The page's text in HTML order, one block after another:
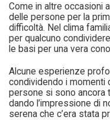
Come in altre occasioni
delle persone per la
difficoltà. Nel clima
per qualcuno
le basi per una vera
Alcune esperienze
condividendo i momenti
persone si sono ancora
dando l’impressione di
serena che c’era stata